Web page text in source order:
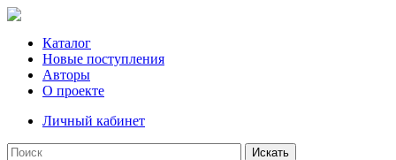
Каталог
Новые поступления
Авторы
О проекте
Личный кабинет
Искать